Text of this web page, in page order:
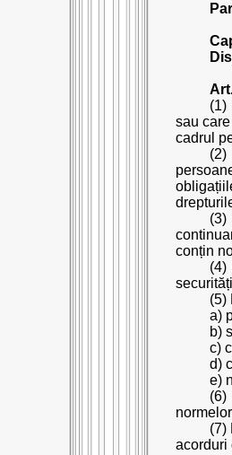
(1)
sau
cadrul
(2)
(3)
conțin
(4)
(5)
a)
b)
c)
d)
e)
(6)
(7)
acorduri